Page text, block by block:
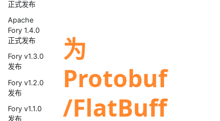
正式发布
Apache
Fory 1.4.0
正式发布
Fory v1.3.0
发布
Fory v1.2.0
发布
Fory v1.1.0
发布
为
Protobuf
/FlatBuff